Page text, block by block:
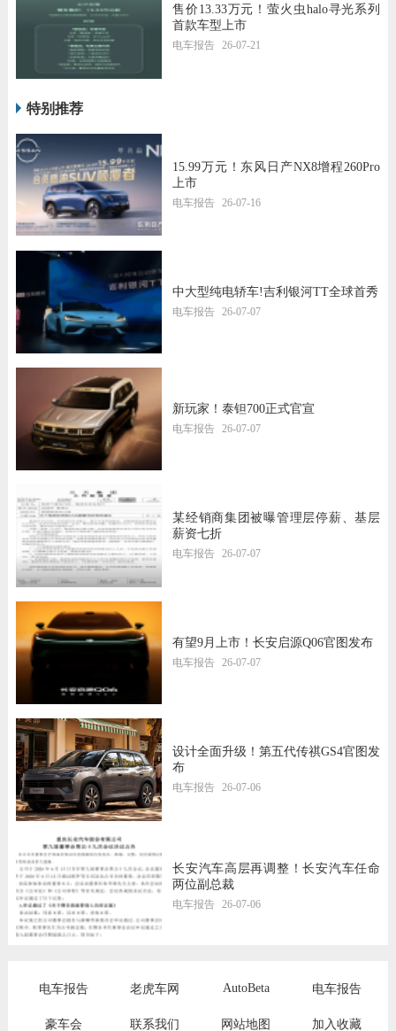
售价13.33万元！萤火虫halo寻光系列
首款车型上市
电车报告 26-07-21
特别推荐
15.99万元！东风日产NX8增程260Pro
上市
电车报告 26-07-16
中大型纯电轿车!吉利银河TT全球首秀
电车报告 26-07-07
新玩家！泰钽700正式官宣
电车报告 26-07-07
某经销商集团被曝管理层停薪、基层
薪资七折
电车报告 26-07-07
有望9月上市！长安启源Q06官图发布
电车报告 26-07-07
设计全面升级！第五代传祺GS4官图发
布
电车报告 26-07-06
长安汽车高层再调整！长安汽车任命
两位副总裁
电车报告 26-07-06
电车报告 老虎车网 AutoBeta 电车报告
豪车会 联系我们 网站地图 加入收藏